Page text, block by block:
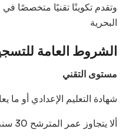
وتقدم تكوينًا تقنيًا متخصصًا
البحرية
الشروط العامة
مستوى التقني
شهادة التعليم الإعدادي أو ما
ألا يتجاوز عمر المترشح 30 سنة عند نهاية دجنبر 2025